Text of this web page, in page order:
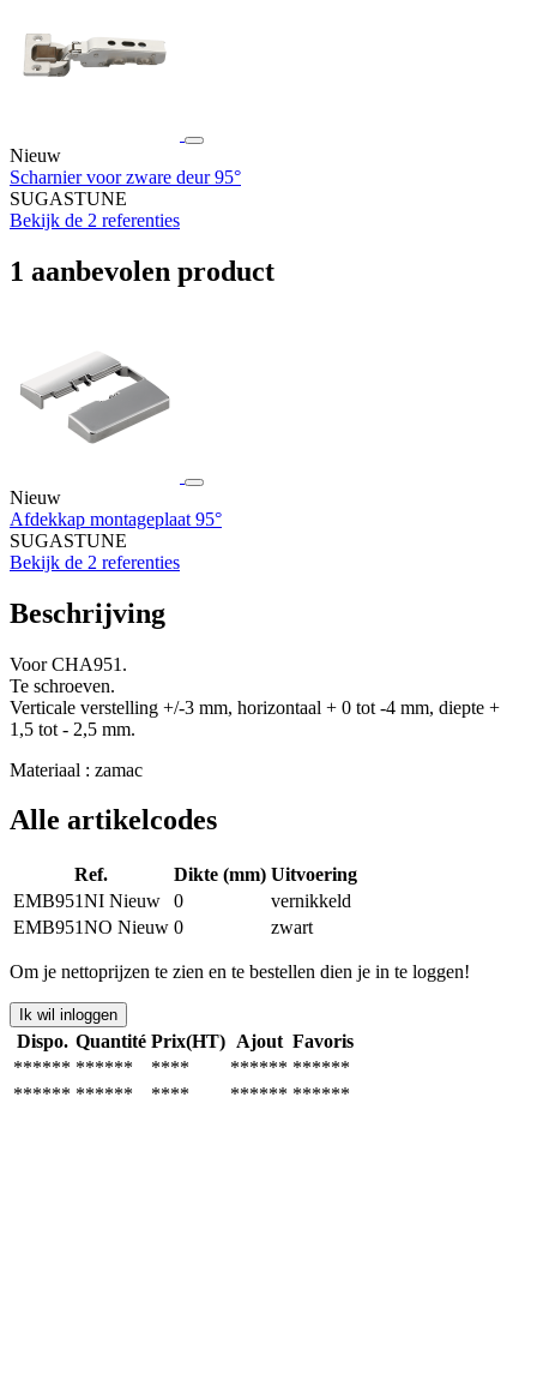
Nieuw
Scharnier voor zware deur 95°
SUGASTUNE
Bekijk de 2 referenties
1 aanbevolen product
Nieuw
Afdekkap montageplaat 95°
SUGASTUNE
Bekijk de 2 referenties
Beschrijving
Voor CHA951.
Te schroeven.
Verticale verstelling +/-3 mm, horizontaal + 0 tot -4 mm, diepte +
1,5 tot - 2,5 mm.
Materiaal : zamac
Alle artikelcodes
Ref. Dikte (mm) Uitvoering
EMB951NI Nieuw 0
vernikkeld
EMB951NO Nieuw 0 zwart
Om je nettoprijzen te zien en te bestellen dien je in te loggen!
Ik wil inloggen
Dispo. Quantité Prix(HT) Ajout Favoris
****** ****** **** ****** ******
****** ****** **** ****** ******